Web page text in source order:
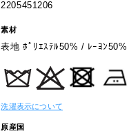
2205451206
素材
表地 ﾎﾟﾘｴｽﾃﾙ50% / ﾚｰﾖﾝ
洗濯表示について
原産国